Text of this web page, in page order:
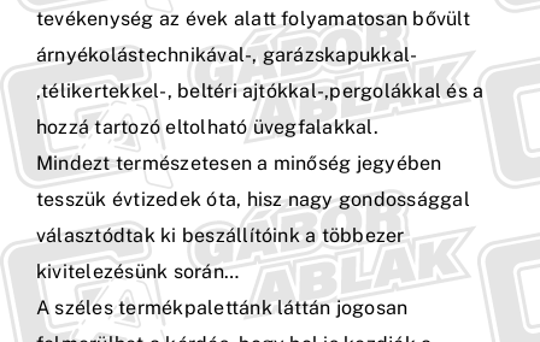
tevékenység az évek alatt folyamatosan bővült
árnyékolástechnikával-, garázskapukkal-
,télikertekkel-, beltéri ajtókkal-,pergolákkal és a
hozzá tartozó eltolható üvegfalakkal.
Mindezt természetesen a minőség jegyében
tesszük évtizedek óta, hisz nagy gondossággal
választódtak ki beszállítóink a többezer
kivitelezésünk során…
A széles termékpalettánk láttán jogosan